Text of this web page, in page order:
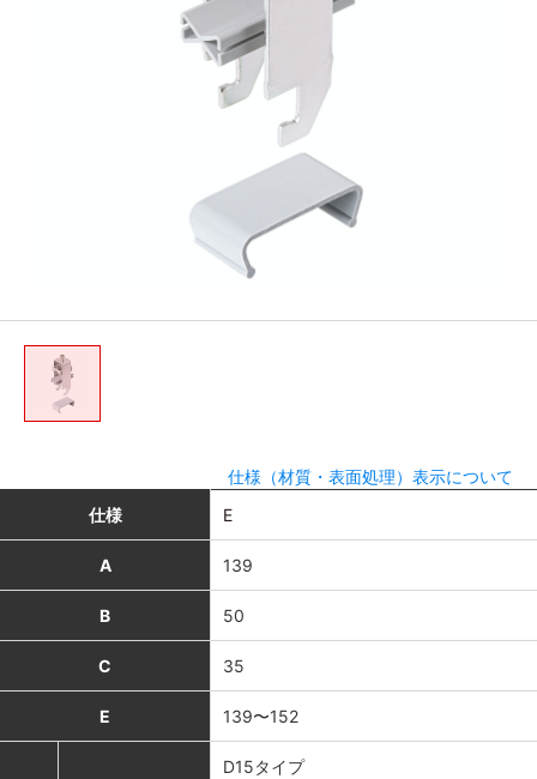
仕様（材質・表面処理）表示について
仕様
E
A 139
B 50
C 35
E 139〜152
D15タイプ